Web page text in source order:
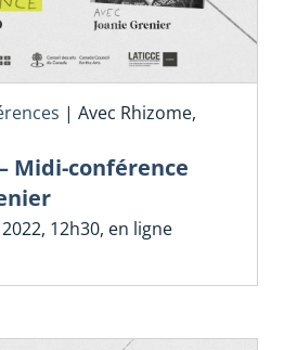
| Avec Rhizome,
Midi-conférence
12h30, en ligne